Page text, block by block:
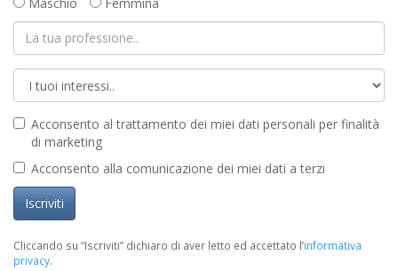
Acconsento al trattamento dei miei dati personali per finalità
di marketing
Acconsento alla comunicazione dei miei dati a terzi
Iscriviti
Cliccando su “Iscriviti” dichiaro di aver letto ed accettato l’informativa
privacy.